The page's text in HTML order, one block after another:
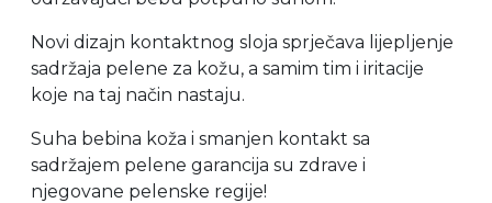
Novi dizajn kontaktnog sloja sprječava lijepljenje
sadržaja pelene za kožu, a samim tim i iritacije
koje na taj način nastaju.
Suha bebina koža i smanjen kontakt sa
sadržajem pelene garancija su zdrave i
njegovane pelenske regije!